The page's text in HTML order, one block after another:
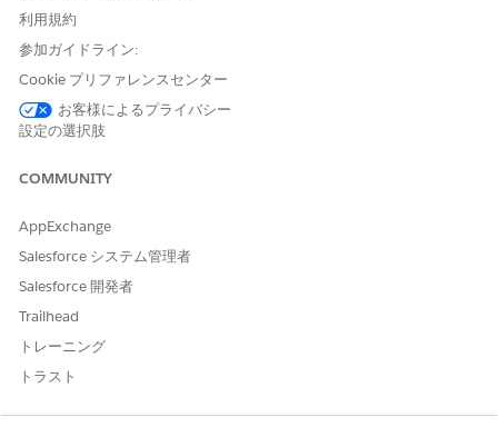
参照アクション
プロンプトテンプレートが実
行されますか?
利用規約
参加ガイドライン:
Cookie プリファレンスセンター
お客様によるプライバシー
設定の選択肢
COMMUNITY
AppExchange
Salesforce システム管理者
Salesforce 開発者
Trailhead
トレーニング
トラスト